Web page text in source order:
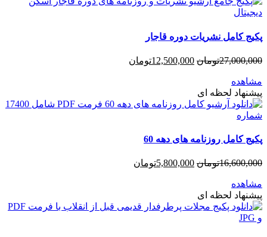
پکیج کامل نشریات دوره قاجار
27,000,000تومان 12,500,000تومان
مشاهده
پیشنهاد لحظه ای
پکیج کامل روزنامه های دهه 60
16,600,000تومان 5,800,000تومان
مشاهده
پیشنهاد لحظه ای